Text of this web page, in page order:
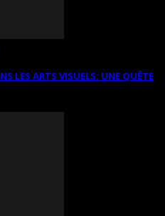
LES ARTS VISUELS: UNE QUÊTE